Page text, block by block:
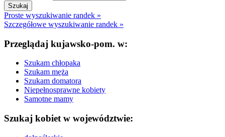
Proste wyszukiwanie randek »
Szczegółowe wyszukiwanie randek »
Przeglądaj kujawsko-pom. w:
Szukam chłopaka
Szukam męża
Szukam domatora
Niepełnosprawne kobiety
Samotne mamy
Szukaj kobiet w województwie: